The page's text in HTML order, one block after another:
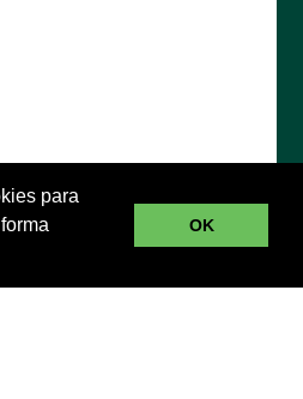
de Privacidade
Enviar
para
OK